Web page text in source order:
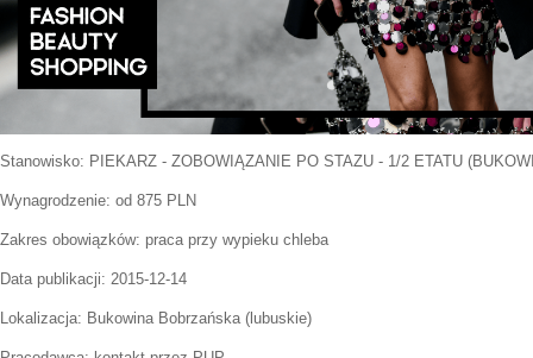
Stanowisko: PIEKARZ - ZOBOWIĄZANIE PO STAZU - 1/2 ETATU
Wynagrodzenie: od 875 PLN
Zakres obowiązków: praca przy wypieku chleba
Data publikacji: 2015-12-14
Lokalizacja: Bukowina Bobrzańska( lubuskie)